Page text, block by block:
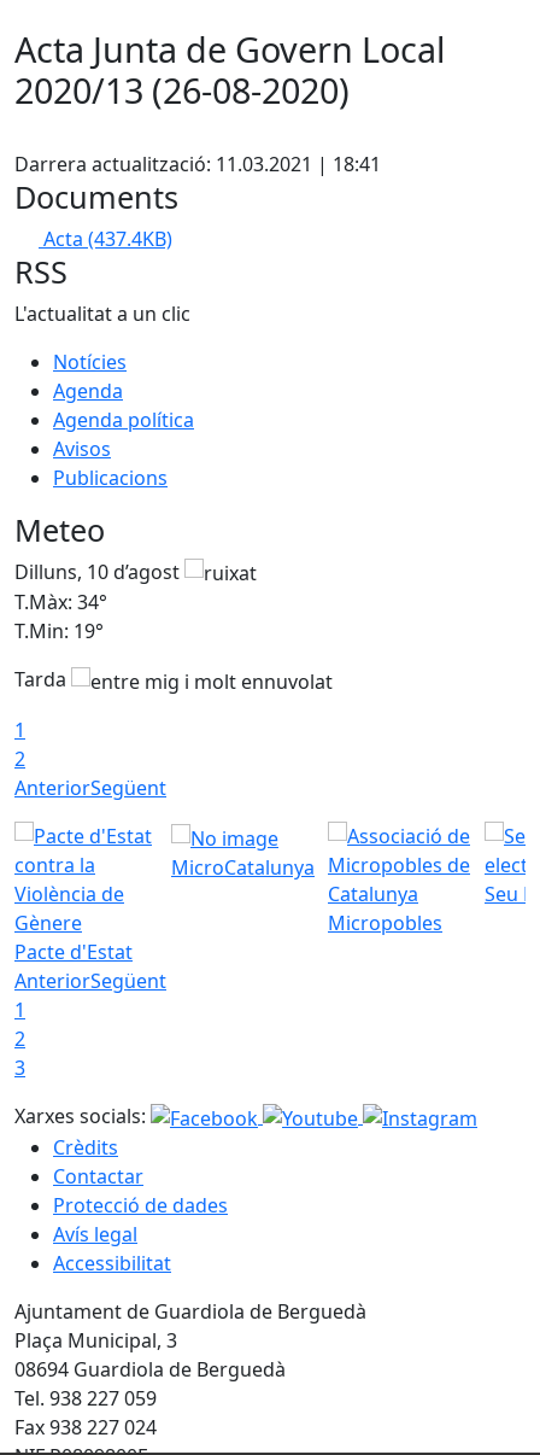
Acta Junta de Govern Local
2020/13 (26-08-2020)
Darrera actualització: 11.03.2021 | 18:41
Documents
Acta (437.4KB)
RSS
L'actualitat a un clic
Notícies
Agenda
Agenda política
Avisos
Publicacions
Meteo
Dilluns, 10 d’agost
T.Màx: 34°
T.Min: 19°
Tarda
1
2
AnteriorSegüent
Pacte d'Estat
MicroCatalunya
Micropobles
Seu
AnteriorSegüent
1
2
3
Xarxes socials:
Crèdits
Contactar
Protecció de dades
Avís legal
Accessibilitat
Ajuntament de Guardiola de Berguedà
Plaça Municipal, 3
08694 Guardiola de Berguedà
Tel. 938 227 059
Fax 938 227 024